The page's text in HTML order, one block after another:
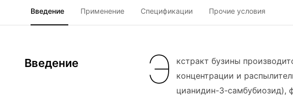
Введение Применение Спецификации Прочие условия
Введение Э
кстракт бузины
концентрации и
цианидин-3-самбубиозид),